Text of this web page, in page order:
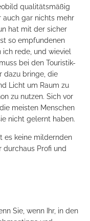
qualitätsmäßig
auch gar nichts mehr
hat mit der sicher
so empfundenen
rede, und wieviel
bei den Touristik-
dazu bringe, die
Licht um Raum zu
zu nutzen. Sich vor
meisten Menschen
nicht gelernt haben.
es keine mildernden
durchaus Profi und
Sie, wenn Ihr, in den